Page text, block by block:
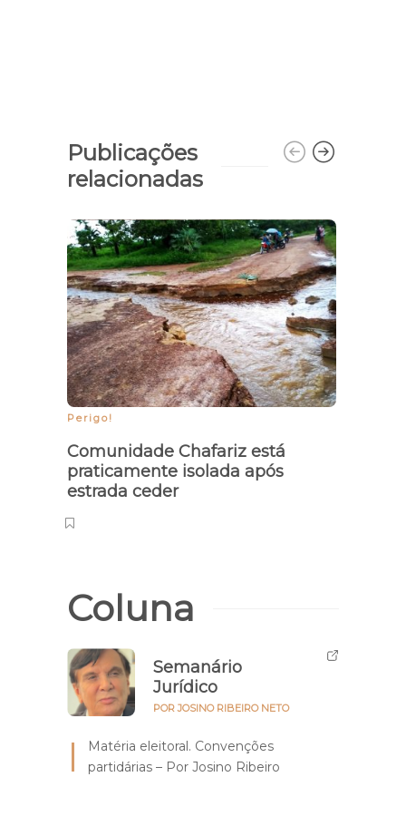
Publicações
relacionadas
Perigo!
Comunidade Chafariz está
praticamente isolada após
estrada ceder
Coluna
Semanário
Jurídico
POR JOSINO RIBEIRO NETO
Matéria eleitoral. Convenções
partidárias – Por Josino Ribeiro